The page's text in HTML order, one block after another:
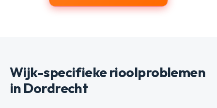
Wijk-specifieke rioolproblemen
in Dordrecht